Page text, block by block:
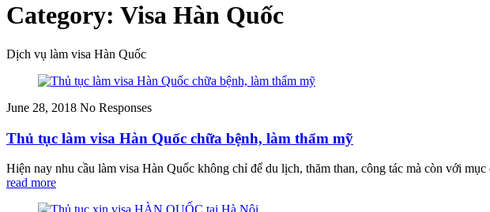
Category: Visa Hàn Quốc
Dịch vụ làm visa Hàn Quốc
June 28, 2018 No Responses
Thủ tục làm visa Hàn Quốc chữa bệnh, làm thẩm mỹ
Hiện nay nhu cầu làm visa Hàn Quốc không chỉ để du lịch, thăm than, công tác mà còn với
read more